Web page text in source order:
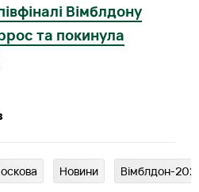
Вімблдону
та покинула
Новини Вімблдон-